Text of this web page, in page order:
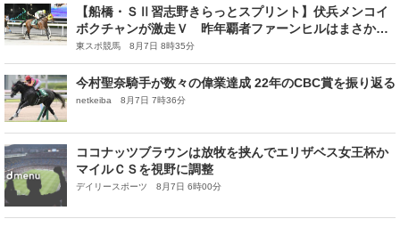
【船橋・ＳⅡ習志野きらっとスプリント】伏兵メンコイ
ボクチャンが激走Ｖ 昨年覇者ファーンヒルはまさかの
12着に沈む
東スポ競馬 8月7日 8時35分
今村聖奈騎手が数々の偉業達成 22年のCBC賞を振り返る
netkeiba 8月7日 7時36分
ココナッツブラウンは放牧を挟んでエリザベス女王杯か
マイルＣＳを視野に調整
デイリースポーツ 8月7日 6時00分